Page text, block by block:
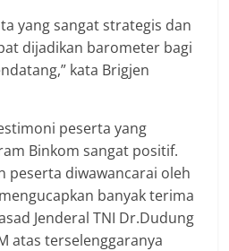
yang sangat strategis dan
dijadikan barometer bagi
kata Brigjen
peserta yang
Binkom sangat positif.
peserta diwawancarai oleh
banyak terima
Jenderal TNI Dr.Dudung
atas terselenggaranya